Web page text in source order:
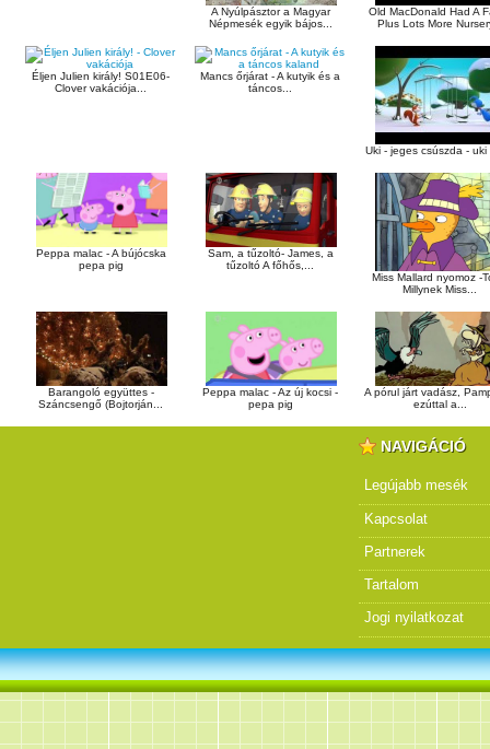
A Nyúlpásztor a Magyar
Népmesék egyik bájos...
Old MacDonald Had A
Plus Lots More
Éljen Julien király! S01E06-
Clover vakációja...
Mancs őrjárat - A kutyik és a
táncos...
Uki - jeges csúszda - uki
Peppa malac - A bújócska
pepa pig
Sam, a tűzoltó- James, a
tűzoltó A főhős,...
Miss Mallard nyomoz -
Millynek Miss...
Barangoló együttes -
Száncsengő (Bojtorján...
Peppa malac - Az új kocsi -
pepa pig
A pórul járt vadász,
ezúttal a...
NAVIGÁCIÓ
Legújabb mesék
Kapcsolat
Partnerek
Tartalom
Jogi nyilatkozat